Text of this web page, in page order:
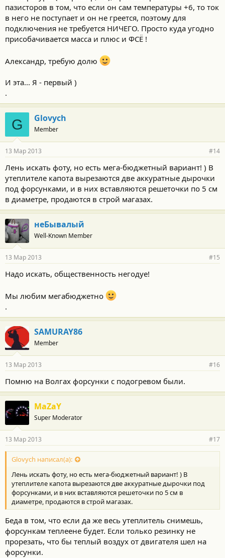
пазисторов в том, что если он сам температуры +6, то ток
в него не поступает и он не греется, поэтому для
подключения не требуется НИЧЕГО. Просто куда угодно
присобачивается масса и плюс и ФСЁ !
Александр, требую долю
И эта... Я - первый )
.
G Glovych
Member
13 Мар 2013 #14
Лень искать фоту, но есть мега-бюджетный вариант! ) В
утеплителе капота вырезаются две аккуратные дырочки
под форсунками, и в них вставляются решеточки по 5 см
в диаметре, продаются в строй магазах.
неБывалый
Well-Known Member
13 Мар 2013 #15
Надо искать, общественность негодуе!
Мы любим мегабюджетно
.
SAMURAY86
Member
13 Мар 2013 #16
Помню на Волгах форсунки с подогревом были.
MaZaY
Super Moderator
13 Мар 2013 #17
Glovych написал(а):
Лень искать фоту, но есть мега-бюджетный вариант! ) В
утеплителе капота вырезаются две аккуратные дырочки под
форсунками, и в них вставляются решеточки по 5 см в
диаметре, продаются в строй магазах.
Беда в том, что если да же весь утеплитель снимешь,
форсункам теплеене будет. Если только резинку не
прорезать, что бы теплый воздух от двигателя шел на
форсунки.